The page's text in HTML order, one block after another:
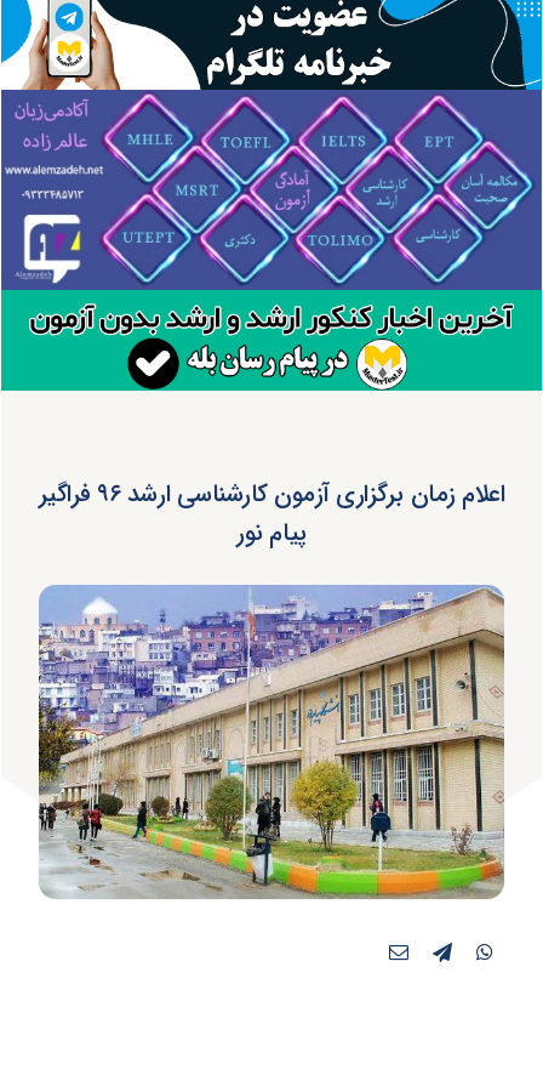
اعلام زمان برگزاری آزمون کارشناسی ارشد ۹۶ فراگیر
پیام نور